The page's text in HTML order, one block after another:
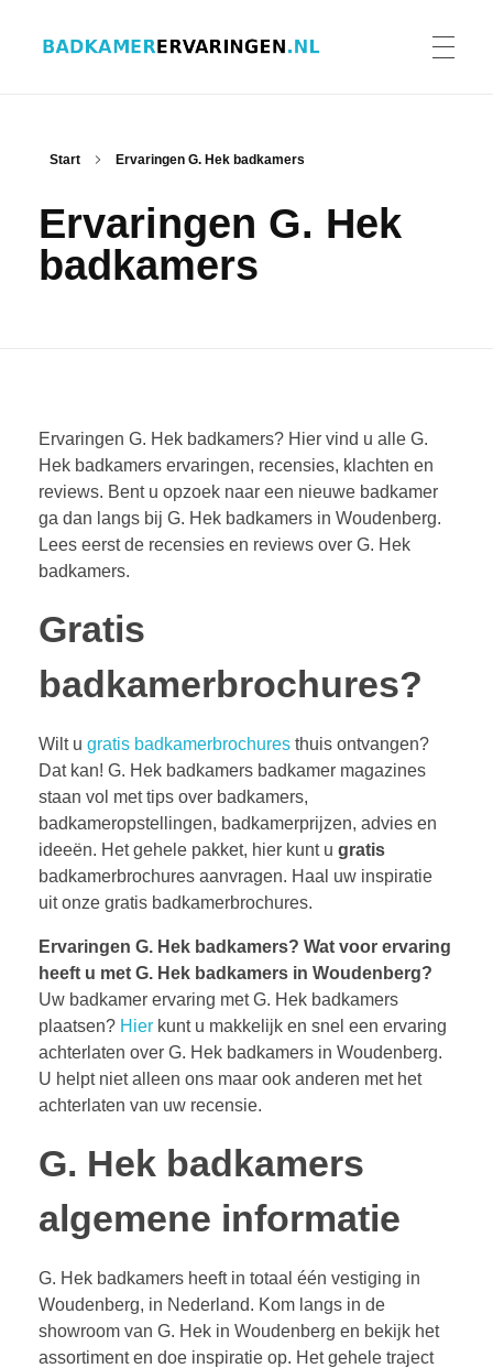
ERVARINGEN BADKAMERS
CONTACT
Start Ervaringen G. Hek badkamers
Ervaringen G. Hek
badkamers
Ervaringen G. Hek badkamers? Hier vind u alle G.
Hek badkamers ervaringen, recensies, klachten en
reviews. Bent u opzoek naar een nieuwe badkamer
ga dan langs bij G. Hek badkamers in Woudenberg.
Lees eerst de recensies en reviews over G. Hek
badkamers.
Gratis
badkamerbrochures?
Wilt u gratis badkamerbrochures thuis ontvangen?
Dat kan! G. Hek badkamers badkamer magazines
staan vol met tips over badkamers,
badkameropstellingen, badkamerprijzen, advies en
ideeën. Het gehele pakket, hier kunt u gratis
badkamerbrochures aanvragen. Haal uw inspiratie
uit onze gratis badkamerbrochures.
Ervaringen G. Hek badkamers? Wat voor ervaring
heeft u met G. Hek badkamers in Woudenberg?
Uw badkamer ervaring met G. Hek badkamers
plaatsen? Hier kunt u makkelijk en snel een ervaring
achterlaten over G. Hek badkamers in Woudenberg.
U helpt niet alleen ons maar ook anderen met het
achterlaten van uw recensie.
G. Hek badkamers
algemene informatie
G. Hek badkamers heeft in totaal één vestiging in
Woudenberg, in Nederland. Kom langs in de
showroom van G. Hek in Woudenberg en bekijk het
assortiment en doe inspiratie op. Het gehele traject